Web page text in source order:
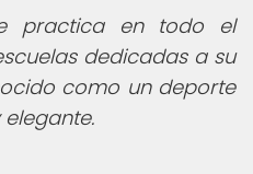
practica en todo el
dedicadas a su
como un deporte